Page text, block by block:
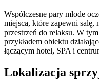
Współczesne pary młode
miejsca, które zapewni salę,
przestrzeń do relaksu. W
przykładem obiektu
łączącym hotel, SPA i
Lokalizacja